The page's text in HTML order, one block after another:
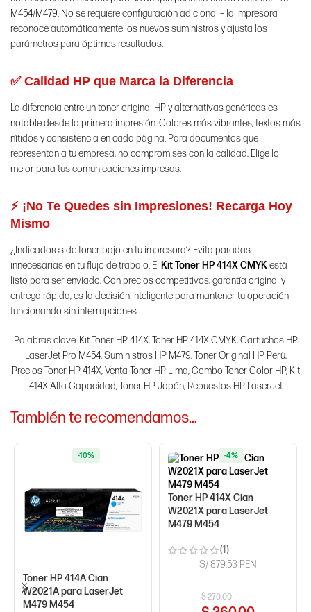
M454/M479. No se requiere configuración adicional – la impresora
reconoce automáticamente los nuevos suministros y ajusta los
parámetros para óptimos resultados.
✅ Calidad HP que Marca la Diferencia
La diferencia entre un toner original HP y alternativas genéricas es
notable desde la primera impresión. Colores más vibrantes, textos más
nítidos y consistencia en cada página. Para documentos que
representan a tu empresa, no compromises con la calidad. Elige lo
mejor para tus comunicaciones impresas.
⚡ ¡No Te Quedes sin Impresiones! Recarga Hoy
Mismo
¿Indicadores de toner bajo en tu impresora? Evita paradas
innecesarias en tu flujo de trabajo. El Kit Toner HP 414X CMYKestá
listo para ser enviado. Con precios competitivos, garantía original y
entrega rápida, es la decisión inteligente para mantener tu operación
funcionando sin interrupciones.
Palabras clave: Kit Toner HP 414X, Toner HP 414X CMYK, Cartuchos HP
LaserJet Pro M454, Suministros HP M479, Toner Original HP Perú,
Precios Toner HP 414X, Venta Toner HP Lima, Combo Toner Color HP, Kit
414X Alta Capacidad, Toner HP Japón, Repuestos HP LaserJet
También te recomendamos…
Toner HP 414A Cian
W2021A para LaserJet
M479 M454
-10%
Toner HP 414X Cian
W2021X para LaserJet
M479 M454
(1)
$270.00
-4%
S/ 879.53 PEN